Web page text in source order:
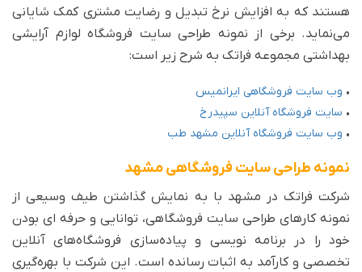
هستند که به افزایش نرخ تبدیل و رضایت مشتری کمک شایانی
می‌نماید. برخی از نمونه طراحی سایت فروشگاه لوازم آرایشی
بهداشتی مجموعه فراتک به شرح زیر است:
• وب سایت فروشگاهی ایرانمیس
• سایت فروشگاه آنلاین سپیدرخ
• وب سایت فروشگاه آنلاین مشهد طب
نمونه طراحی سایت فروشگاهی مشهد
شرکت فراتک در مشهد با به نمایش گذاشتن طیف وسیعی از
نمونه کارهای طراحی سایت‌ فروشگاهی، توانایی و حرفه ای بودن
خود را در برنامه نویسی و پیاده‌سازی فروشگاه‌های آنلاین
تخصصی و کارآمد به اثبات رسانده است. این شرکت با بهره‌گیری